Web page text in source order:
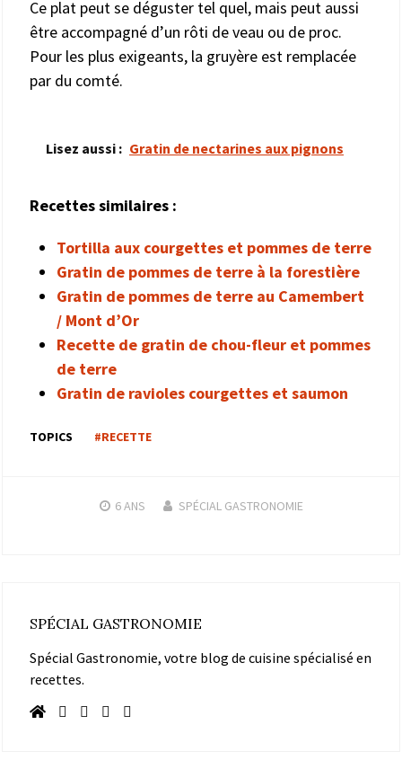
Ce plat peut se déguster tel quel, mais peut aussi
être accompagné d’un rôti de veau ou de proc.
Pour les plus exigeants, la gruyère est remplacée
par du comté.
Lisez aussi : Gratin de nectarines aux pignons
Recettes similaires :
Tortilla aux courgettes et pommes de terre
Gratin de pommes de terre à la forestière
Gratin de pommes de terre au Camembert
/ Mont d’Or
Recette de gratin de chou-fleur et pommes
de terre
Gratin de ravioles courgettes et saumon
TOPICS #RECETTE
6 ANS SPÉCIAL GASTRONOMIE
SPÉCIAL GASTRONOMIE
Spécial Gastronomie, votre blog de cuisine spécialisé en
recettes.